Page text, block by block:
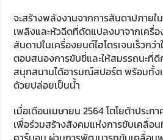
จะสร้างพลังงานจากการสันดาปภายใ
เพลิงและหัวฉีดที่ดัดแปลงมาจากเครื่
สันดาปในเครื่องยนต์ไฮโดรเจนเร็วกว่
ตอบสนองการขับขี่และให้สมรรถนะที่ดี
สนุกสนานได้อารมณ์สปอร์ต พร้อมทั้
ด้วยปล่อยเป็นน้ำ
เมื่อเดือนเมษายน 2564 โตโยต้าประ
เพื่อร่วมสร้างสังคมแห่งการขับเคลื่อ